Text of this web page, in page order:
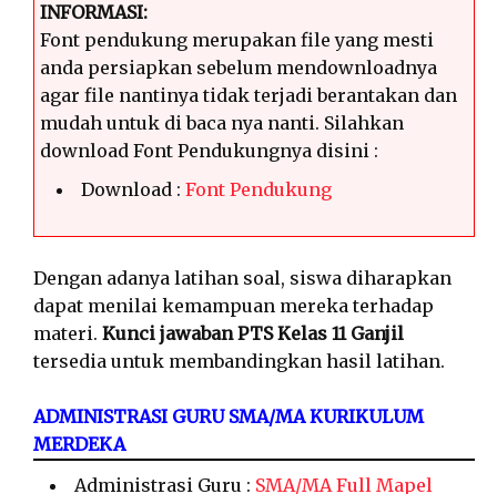
INFORMASI:
Font pendukung merupakan file yang mesti
anda persiapkan sebelum mendownloadnya
agar file nantinya tidak terjadi berantakan dan
mudah untuk di baca nya nanti. Silahkan
download Font Pendukungnya disini :
Download : Font Pendukung
Dengan adanya latihan soal, siswa diharapkan
dapat menilai kemampuan mereka terhadap
materi. Kunci jawaban PTS Kelas 11 Ganjil
tersedia untuk membandingkan hasil latihan.
ADMINISTRASI GURU SMA/MA KURIKULUM
MERDEKA
Administrasi Guru : SMA/MA Full Mapel